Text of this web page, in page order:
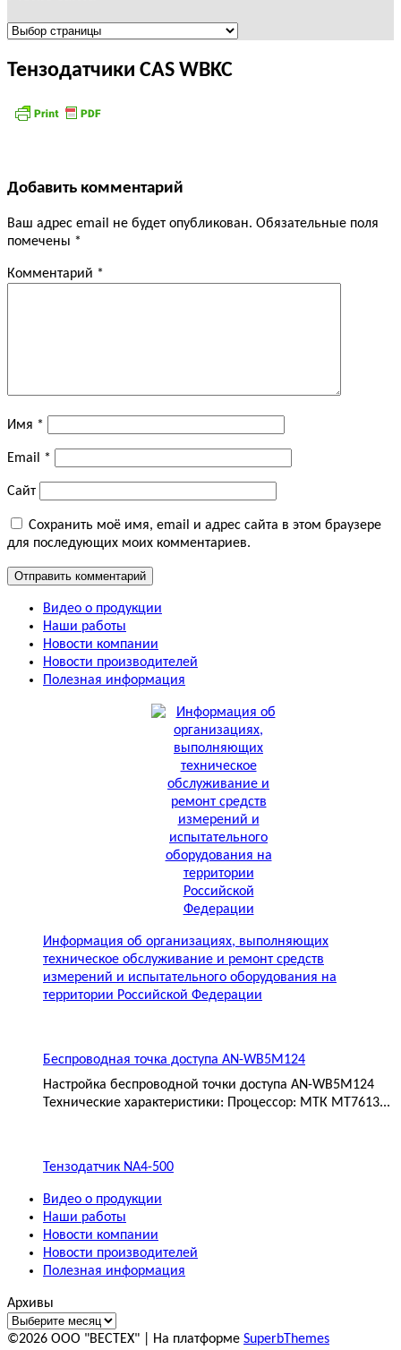
Меню
Тензодатчики CAS WBKC
Добавить комментарий
Ваш адрес email не будет опубликован. Обязательные поля
помечены *
Комментарий *
Имя *
Email *
Сайт
Сохранить моё имя, email и адрес сайта в этом браузере
для последующих моих комментариев.
Видео о продукции
Наши работы
Новости компании
Новости производителей
Полезная информация
Информация об организациях, выполняющих
техническое обслуживание и ремонт средств
измерений и испытательного оборудования на
территории Российской Федерации
Беспроводная точка доступа AN-WB5M124
Настройка беспроводной точки доступа AN-WB5M124
Технические характеристики: Процессор: МТК MT7613...
Тензодатчик NA4-500
Видео о продукции
Наши работы
Новости компании
Новости производителей
Полезная информация
Архивы
©2026 ООО "ВЕСТЕХ" | На платформе SuperbThemes